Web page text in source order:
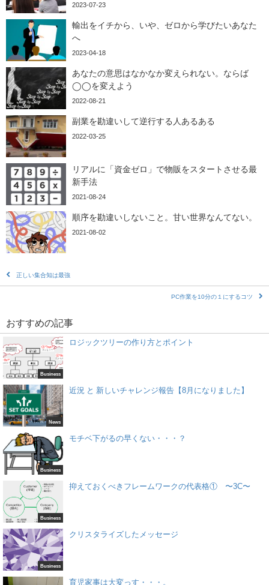
2023-07-23
輸出をイチから、いや、ゼロから学びたいあなた
へ
2023-04-18
あなたの意思はなかなか変えられない。ならば
◯◯を変えよう
2022-08-21
副業を勘違いして逆行する人あるある
2022-03-25
リアルに「資金ゼロ」で物販をスタートさせる最
新手法
2021-08-24
順序を勘違いしないこと。甘い世界なんてない。
2021-08-02
正しい集合知は最強
PC作業を10分の１にするコツ
おすすめの記事
Business
ロジックツリーの作り方とポイント
News
近況 と 新しいチャレンジ報告【8月になりました】
Business
モチベ下がるの早くない・・・？
Business
抑えておくべきフレームワークの代表格① 〜3C〜
Business
クリスタライズしたメッセージ
育児家事は大変っす・・・。